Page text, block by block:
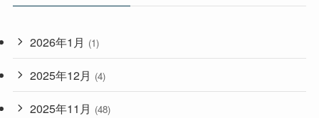
2026年1月 (1)
2025年12月 (4)
2025年11月 (48)